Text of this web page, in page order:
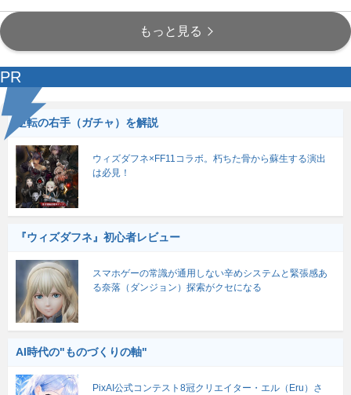
もっと見る
PR
逆転の右手（ガチャ）を解説
ウィズダフネ×FF11コラボ。朽ちた骨から蘇生する演出
は必見！
『ウィズダフネ』初心者レビュー
スマホゲーの常識が通用しない辛めシステムと緊張感あ
る奈落（ダンジョン）探索がクセになる
AI時代の"ものづくりの軸"
PixAI公式コンテスト8冠クリエイター・エル（Eru）さ